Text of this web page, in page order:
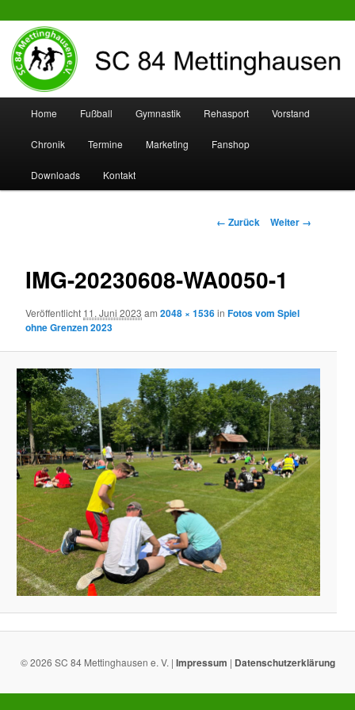
SC 84 Mettinghausen
Zum
Inhalt
wechseln
Zum
sekundären
Inhalt
Home Fußball Gymnastik Rehasport Vorstand
Chronik Termine Marketing Fanshop
Downloads Kontakt
Bilder-
← Zurück Weiter →
IMG-20230608-WA0050-1
Veröffentlicht 11. Juni 2023 am2048 × 1536inFotos vom Spiel
ohne Grenzen 2023
© 2026 SC 84 Mettinghausen e. V. | Impressum | Datenschutzerklärung